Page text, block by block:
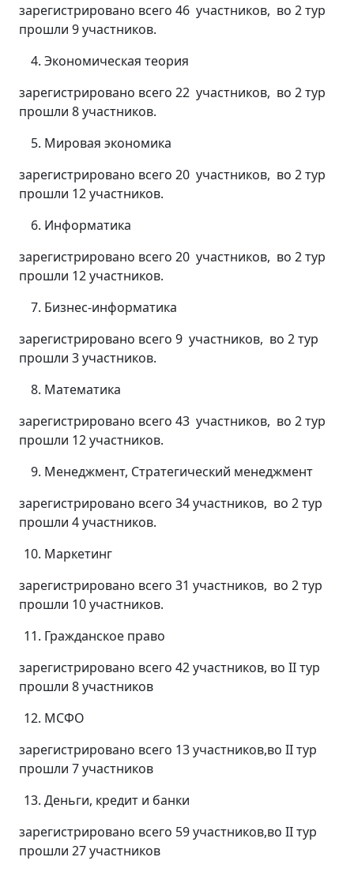
зарегистрировано всего 46 участников, во 2 тур
прошли 9 участников.
Экономическая теория
зарегистрировано всего 22 участников, во 2 тур
прошли 8 участников.
Мировая экономика
зарегистрировано всего 20 участников, во 2 тур
прошли 12 участников.
Информатика
зарегистрировано всего 20 участников, во 2 тур
прошли 12 участников.
Бизнес-информатика
зарегистрировано всего 9 участников, во 2 тур
прошли 3 участников.
Математика
зарегистрировано всего 43 участников, во 2 тур
прошли 12 участников.
Менеджмент, Стратегический менеджмент
зарегистрировано всего 34 участников, во 2 тур
прошли 4 участников.
Маркетинг
зарегистрировано всего 31 участников, во 2 тур
прошли 10 участников.
Гражданское право
зарегистрировано всего 42 участников, во II тур
прошли 8 участников
МСФО
зарегистрировано всего 13 участников,во II тур
прошли 7 участников
Деньги, кредит и банки
зарегистрировано всего 59 участников,во II тур
прошли 27 участников